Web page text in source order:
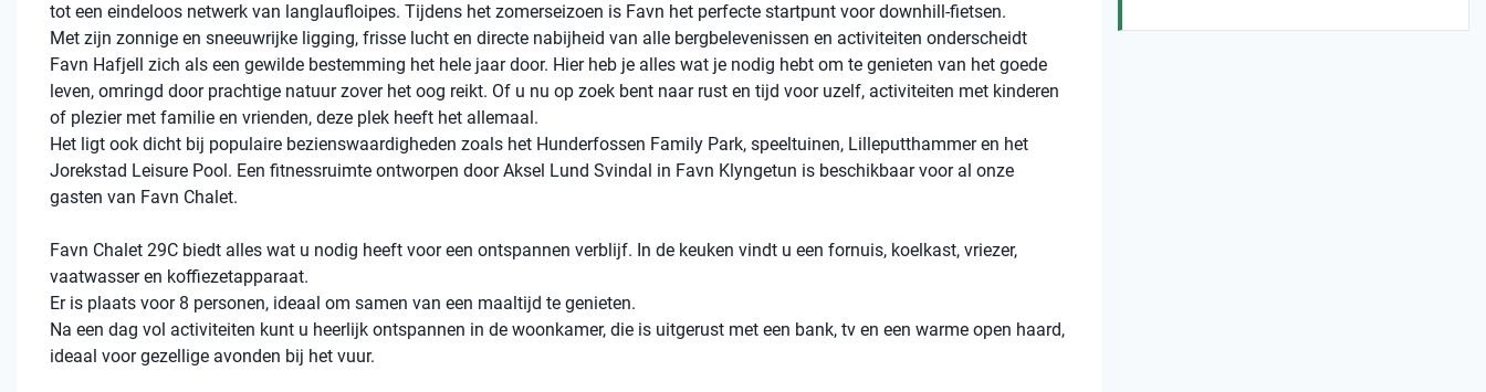
tot een eindeloos netwerk van langlaufloipes. Tijdens het zomerseizoen is Favn het perfecte startpunt voor downhill-fietsen.
Met zijn zonnige en sneeuwrijke ligging, frisse lucht en directe nabijheid van alle bergbelevenissen en activiteiten onderscheidt
Favn Hafjell zich als een gewilde bestemming het hele jaar door. Hier heb je alles wat je nodig hebt om te genieten van het goede
leven, omringd door prachtige natuur zover het oog reikt. Of u nu op zoek bent naar rust en tijd voor uzelf, activiteiten met kinderen
of plezier met familie en vrienden, deze plek heeft het allemaal.
Het ligt ook dicht bij populaire bezienswaardigheden zoals het Hunderfossen Family Park, speeltuinen, Lilleputthammer en het
Jorekstad Leisure Pool. Een fitnessruimte ontworpen door Aksel Lund Svindal in Favn Klyngetun is beschikbaar voor al onze
gasten van Favn Chalet.
Favn Chalet 29C biedt alles wat u nodig heeft voor een ontspannen verblijf. In de keuken vindt u een fornuis, koelkast, vriezer,
vaatwasser en koffiezetapparaat.
Er is plaats voor 8 personen, ideaal om samen van een maaltijd te genieten.
Na een dag vol activiteiten kunt u heerlijk ontspannen in de woonkamer, die is uitgerust met een bank, tv en een warme open haard,
ideaal voor gezellige avonden bij het vuur.